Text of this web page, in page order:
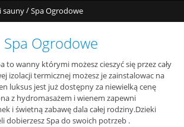
sauny/Spa Ogrodowe
Spa Ogrodowe
to wanny którymi możesz cieszyć się przez cały
izolacji termicznej możesz je zainstalowac na
luksus jest już dostępny za niewielką cenę
z hydromasażem i wienem zapewni
i świetną zabawę dala całej rodziny.Dzieki
dobierzesz Spa do swoich potrzeb .